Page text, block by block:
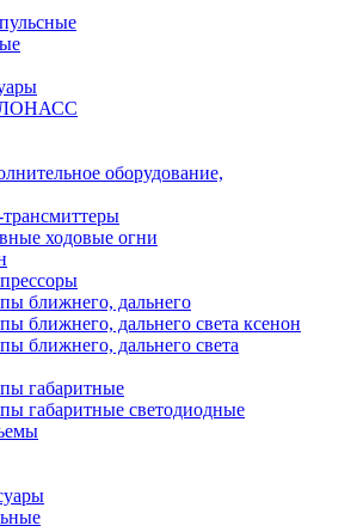
оборудование,
ходовые огни
ближнего, дальнего
ближнего, дальнего света ксенон
ближнего, дальнего света
габаритные
габаритные светодиодные